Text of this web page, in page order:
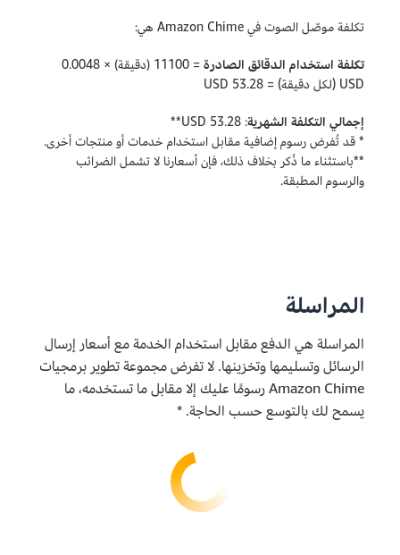
تكلفة موصّل الصوت في Amazon Chime هي:
تكلفة استخدام الدقائق الصادرة
= 11100 (دقيقة) × 0.0048
USD (لكل دقيقة) = 53.28 USD
إجمالي التكلفة الشهرية: 53.28 USD**
* قد تُفرض رسوم إضافية مقابل استخدام خدمات أو منتجات أخرى.
**باستثناء ما ذُكر بخلاف ذلك، فإن أسعارنا لا تشمل الضرائب
والرسوم المطبقة.
المراسلة
المراسلة هي الدفع مقابل استخدام الخدمة مع أسعار إرسال
الرسائل وتسليمها وتخزينها. لا تفرض مجموعة تطوير برمجيات
Amazon Chime رسومًا عليك إلا مقابل ما تستخدمه، ما
يسمح لك بالتوسع حسب الحاجة. *